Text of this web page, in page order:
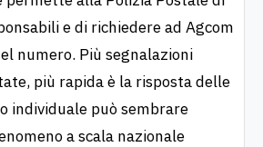
e di richiedere ad Agcom
numero. Più segnalazioni
più rapida è la risposta delle
individuale può sembrare
a scala nazionale